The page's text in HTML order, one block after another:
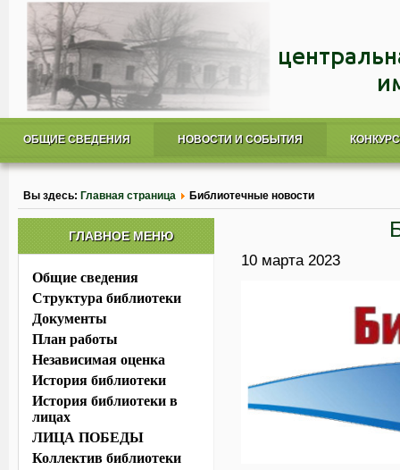
ОБЩИЕ СВЕДЕНИЯ НОВОСТИ И СОБЫТИЯ
Вы здесь: Главная страница Библиотечные новости
10 марта 2023
ГЛАВНОЕ МЕНЮ
Общие сведения
Структура библиотеки
Документы
План работы
Независимая оценка
История библиотеки
История библиотеки в
лицах
ЛИЦА ПОБЕДЫ
Коллектив библиотеки